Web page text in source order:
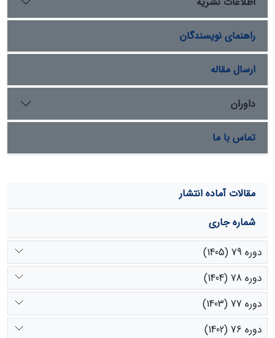
دیگر، مانند آب زیرزمینی، مربوط باشد. بخشی از تغییراتِ
متغیرهای جریان، به‌ویژه در دبی‏های پایه، کاملاً با بارش توجیه
نمی‏شود و می‏تواند از تغییرات دما یا عواملی مانند افزایش
بهره‏برداری از آب زیرزمینی متأثر باشد.
راهنمای نویسندگان
ارسال مقاله
داوران
تماس با ما
مقالات آماده انتشار
شماره جاری
دوره 79 (1405)
دوره 78 (1404)
دوره 77 (1403)
دوره 76 (1402)